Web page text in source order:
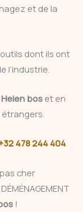
et de la
dont ils ont
l’industrie.
Helen bos et en
478 244 404
cher
!